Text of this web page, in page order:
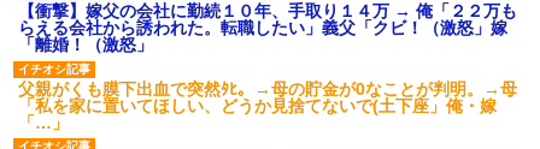
【衝撃】嫁父の会社に勤続１０年、手取り１４万 → 俺「２２万も
らえる会社から誘われた。転職したい」義父「クビ！（激怒」嫁
「離婚！（激怒」
父親がくも膜下出血で突然ﾀﾋ。→母の貯金が0なことが判明。→母
「私を家に置いてほしい、どうか見捨てないで(土下座」俺・嫁
「…」